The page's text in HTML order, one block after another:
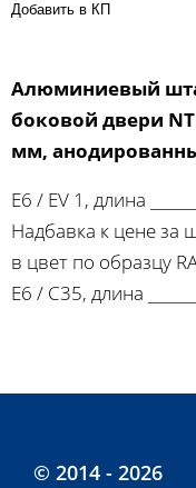
Добавить в КП
Алюминиевый
боковой двери
мм,
E6 / EV 1, длина
Надбавка к цене за
в цвет по образцу RAL
E6 / C35, длина
© 2014 - 2026